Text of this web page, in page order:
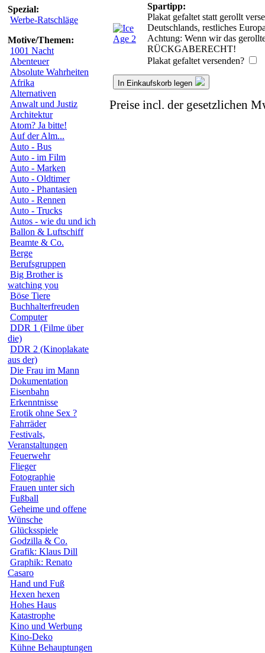
Spezial:
Werbe-Ratschläge
Motive/Themen:
1001 Nacht
Abenteuer
Absolute Wahrheiten
Afrika
Alternativen
Anwalt und Justiz
Architektur
Atom? Ja bitte!
Auf der Alm...
Auto - Bus
Auto - im Film
Auto - Marken
Auto - Oldtimer
Auto - Phantasien
Auto - Rennen
Auto - Trucks
Autos - wie du und ich
Ballon & Luftschiff
Beamte & Co.
Berge
Berufsgruppen
Big Brother is
watching you
Böse Tiere
Buchhalterfreuden
Computer
DDR 1 (Filme über
die)
DDR 2 (Kinoplakate
aus der)
Die Frau im Mann
Dokumentation
Eisenbahn
Erkenntnisse
Erotik ohne Sex ?
Fahrräder
Festivals,
Veranstaltungen
Feuerwehr
Flieger
Fotographie
Frauen unter sich
Fußball
Geheime und offene
Wünsche
Glücksspiele
Godzilla & Co.
Grafik: Klaus Dill
Graphik: Renato
Casaro
Hand und Fuß
Hexen hexen
Hohes Haus
Katastrophe
Kino und Werbung
Kino-Deko
Kühne Behauptungen
Spartipp:
Plakat gefaltet statt gerollt
Deutschlands, restliches
Achtung: Wenn wir das
RÜCKGABERECHT!
Plakat gefaltet versenden?
In Einkaufskorb legen
Preise incl. der gesetzlichen